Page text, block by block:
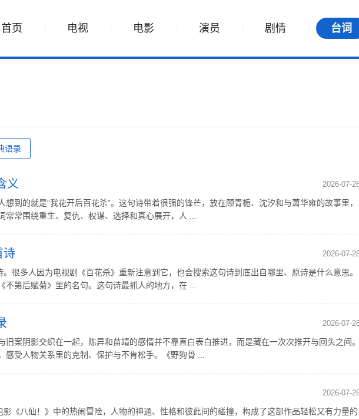
首页 电视 电影 演员 剧情 台词
语录
2026-07-
义
想到的就是“我花开后百花杀”。这句诗带着很强的锋芒，放在顾青栀、沈汐和与萧华雍的故事里，
常围绕重生、复仇、权谋、选择和真心展开，人 ...
2026-07-
诗
很多人因为电视剧《百花杀》重新注意到它，也会搜索这句诗到底出自哪里、原诗是什么意思。
第后赋菊》里的名句。这句诗最抓人的地方，在 ...
2026-07-
旧案阴影交织在一起，陈异和苗靖的感情并不靠直白表白推进，而是藏在一次次推开与回头之间。
受人物关系里的克制、保护与不肯松手。《野狗骨 ...
2026-07-
影《八仙！》中的热闹冒险，人物的神通、性格和彼此间的碰撞，构成了这部作品轻松又有力量的